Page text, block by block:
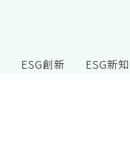
ESG創新 ESG新知